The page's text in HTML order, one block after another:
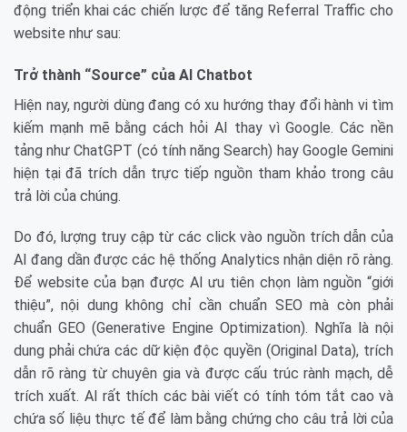
động triển khai các chiến lược để tăng Referral Traffic cho
website như sau:
Trở thành “Source” của AI Chatbot
Hiện nay, người dùng đang có xu hướng thay đổi hành vi tìm
kiếm mạnh mẽ bằng cách hỏi AI thay vì Google. Các nền
tảng như ChatGPT (có tính năng Search) hay Google Gemini
hiện tại đã trích dẫn trực tiếp nguồn tham khảo trong câu
trả lời của chúng.
Do đó, lượng truy cập từ các click vào nguồn trích dẫn của
AI đang dần được các hệ thống Analytics nhận diện rõ ràng.
Để website của bạn được AI ưu tiên chọn làm nguồn “giới
thiệu”, nội dung không chỉ cần chuẩn SEO mà còn phải
chuẩn GEO (Generative Engine Optimization). Nghĩa là nội
dung phải chứa các dữ kiện độc quyền (Original Data), trích
dẫn rõ ràng từ chuyên gia và được cấu trúc rành mạch, dễ
trích xuất. AI rất thích các bài viết có tính tóm tắt cao và
chứa số liệu thực tế để làm bằng chứng cho câu trả lời của